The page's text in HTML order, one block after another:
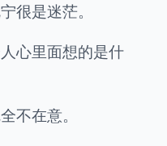
很是迷茫。
心里面想的是什
不在意。